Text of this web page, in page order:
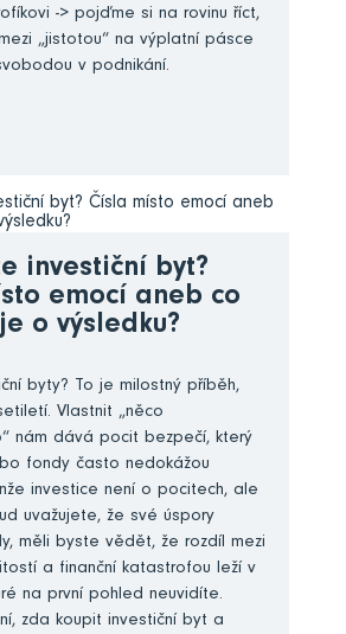
-> pojďme si na rovinu říct,
„jistotou“ na výplatní pásce
v podnikání.
investiční byt?
emocí aneb co
o výsledku?
byty? To je milostný příběh,
Vlastnit „něco
nám dává pocit bezpečí, který
fondy často nedokážou
investice není o pocitech, ale
uvažujete, že své úspory
měli byste vědět, že rozdíl mezi
a finanční katastrofou leží v
na první pohled neuvidíte.
zda koupit investiční byt a